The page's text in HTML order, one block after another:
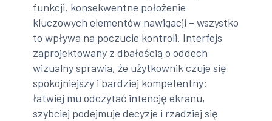
funkcji, konsekwentne położenie
kluczowych elementów nawigacji – wszystko
to wpływa na poczucie kontroli. Interfejs
zaprojektowany z dbałością o oddech
wizualny sprawia, że użytkownik czuje się
spokojniejszy i bardziej kompetentny:
łatwiej mu odczytać intencję ekranu,
szybciej podejmuje decyzje i rzadziej się